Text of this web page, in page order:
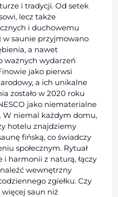
i tradycji. Od setek
lecz także
i duchowemu
w saunie przyjmowano
a nawet
ważnych wydarzeń
jako pierwsi
a ich unikalne
zostało w 2020 roku
jako niematerialne
niemal każdym domu,
hotelu znajdziemy
fińską, co świadczy
społecznym. Rytuał
harmonii z naturą, łączy
wewnętrzny
zgiełku. Czy
saun niż